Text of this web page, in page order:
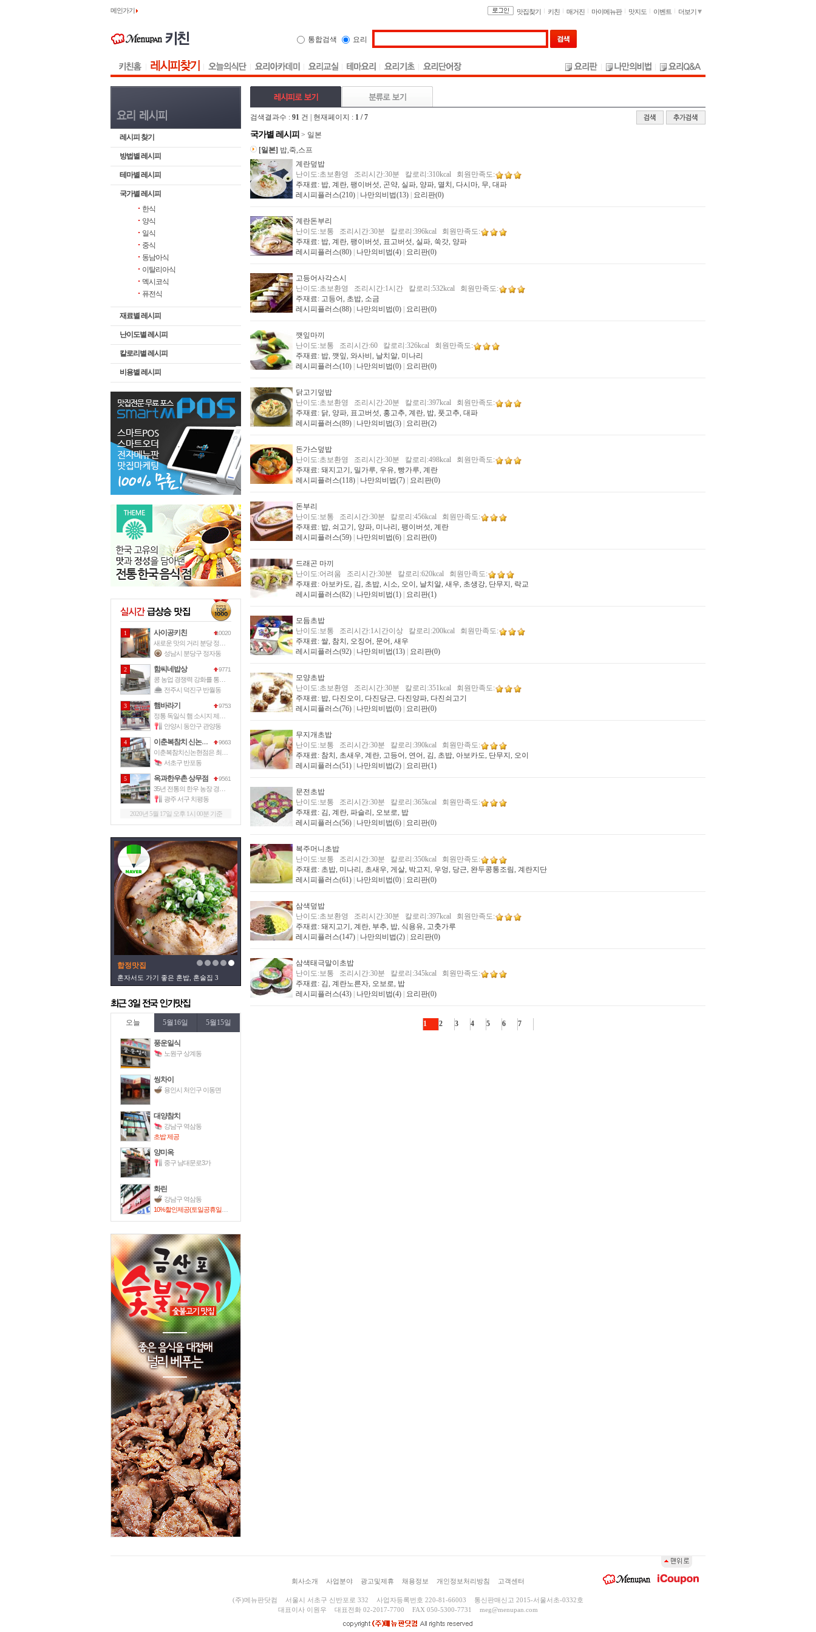
더보기
메인가기 맛집찾기 키친 매거진 마이메뉴판 맛지도 이벤트
통합검색 요리
레시피 찾기
방법별 레시피
테마별 레시피
국가별 레시피
한식
양식
일식
중식
동남아식
이탈리아식
멕시코식
퓨전식
재료별 레시피
난이도별 레시피
칼로리별 레시피
비용별 레시피
1 사이공키친 10020
성남시 분당구 정자동
2 함씨네밥상 9771
전주시 덕진구 반월동
3 햄바라기 9753
안양시 동안구 관양동
4 이춘복참치 신논현점 9663
서초구 반포동
5 옥과한우촌 상무점 9561
광주 서구 치평동
2020년 5월 17일 오후 1시 00분 기준
합정맛집
혼자서도 가기 좋은 혼밥, 혼술집 3
오늘 5월16일 5월15일
풍운일식
노원구 상계동
씽차이
용인시 처인구 이동면
대양참치
강남구 역삼동
초밥 제공
양미옥
중구 남대문로3가
화린
강남구 역삼동
검색결과수 : 91 건 | 현재페이지 : 1 / 7
국가별 레시피 > 일본
[일본] 밥,죽,스프
계란덮밥
난이도:초보환영 조리시간:30분 칼로리:310kcal 회원만족도:
주재료: 밥, 계란, 팽이버섯, 곤약, 실파, 양파, 멸치, 다시마, 무, 대파
레시피플러스(210)
나만의비법(13) 요리판(0)
계란돈부리
난이도:보통 조리시간:30분 칼로리:396kcal 회원만족도:
주재료: 밥, 계란, 팽이버섯, 표고버섯, 실파, 쑥갓, 양파
레시피플러스(80)
나만의비법(4) 요리판(0)
고등어사각스시
난이도:초보환영 조리시간:1시간 칼로리:532kcal 회원만족도:
주재료: 고등어, 초밥, 소금
레시피플러스(88)
나만의비법(0) 요리판(0)
깻잎마끼
난이도:보통 조리시간:60 칼로리:326kcal 회원만족도:
주재료: 밥, 깻잎, 와사비, 날치알, 미나리
레시피플러스(10)
나만의비법(0) 요리판(0)
닭고기덮밥
난이도:초보환영 조리시간:20분 칼로리:397kcal 회원만족도:
주재료: 닭, 양파, 표고버섯, 홍고추, 계란, 밥, 풋고추, 대파
레시피플러스(89)
나만의비법(3) 요리판(2)
돈가스덮밥
난이도:초보환영 조리시간:30분 칼로리:498kcal 회원만족도:
주재료: 돼지고기, 밀가루, 우유, 빵가루, 계란
레시피플러스(118)
나만의비법(7) 요리판(0)
돈부리
난이도:보통 조리시간:30분 칼로리:456kcal 회원만족도:
주재료: 밥, 쇠고기, 양파, 미나리, 팽이버섯, 계란
레시피플러스(59)
나만의비법(6) 요리판(0)
드래곤 마끼
난이도:어려움 조리시간:30분 칼로리:620kcal 회원만족도:
주재료: 아보카도, 김, 초밥, 시소, 오이, 날치알, 새우, 초생강, 단무지, 락교
레시피플러스(82)
나만의비법(1) 요리판(1)
모듬초밥
난이도:보통 조리시간:1시간이상 칼로리:200kcal 회원만족도:
주재료: 쌀, 참치, 오징어, 문어, 새우
레시피플러스(92)
나만의비법(13) 요리판(0)
모양초밥
난이도:초보환영 조리시간:30분 칼로리:351kcal 회원만족도:
주재료: 밥, 다진오이, 다진당근, 다진양파, 다진쇠고기
레시피플러스(76)
나만의비법(0) 요리판(0)
무지개초밥
난이도:보통 조리시간:30분 칼로리:390kcal 회원만족도:
주재료: 참치, 초새우, 계란, 고등어, 연어, 김, 초밥, 아보카도, 단무지, 오이
레시피플러스(51)
나만의비법(2) 요리판(1)
문전초밥
난이도:보통 조리시간:30분 칼로리:365kcal 회원만족도:
주재료: 김, 계란, 파슬리, 오보로, 밥
레시피플러스(56)
나만의비법(6) 요리판(0)
복주머니초밥
난이도:보통 조리시간:30분 칼로리:350kcal 회원만족도:
주재료: 초밥, 미나리, 초새우, 게살, 박고지, 우엉, 당근, 완두콩통조림, 계란지단
레시피플러스(61)
나만의비법(0) 요리판(0)
삼색덮밥
난이도:초보환영 조리시간:30분 칼로리:397kcal 회원만족도:
주재료: 돼지고기, 계란, 부추, 밥, 식용유, 고춧가루
레시피플러스(147)
나만의비법(2) 요리판(0)
삼색태극말이초밥
난이도:보통 조리시간:30분 칼로리:345kcal 회원만족도:
주재료: 김, 계란노른자, 오보로, 밥
레시피플러스(43)
나만의비법(4) 요리판(0)
1 2 3 4 5 6 7
회사소개 사업분야 광고및제휴 채용정보 개인정보처리방침 고객센터
(주)메뉴판닷컴 서울시 서초구 신반포로 332 사업자등록번호 220-81-66003
통신판매신고 2015-서울서초-0332호
대표이사 이원우
대표전화 02-2017-7700 FAX 050-5300-7731 meg@menupan.com